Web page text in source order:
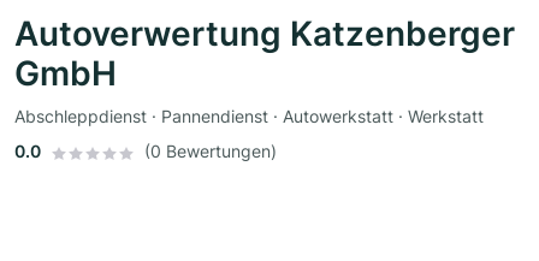
Autoverwertung Katzenberger
GmbH
Abschleppdienst · Pannendienst · Autowerkstatt · Werkstatt
0.0
(0 Bewertungen)